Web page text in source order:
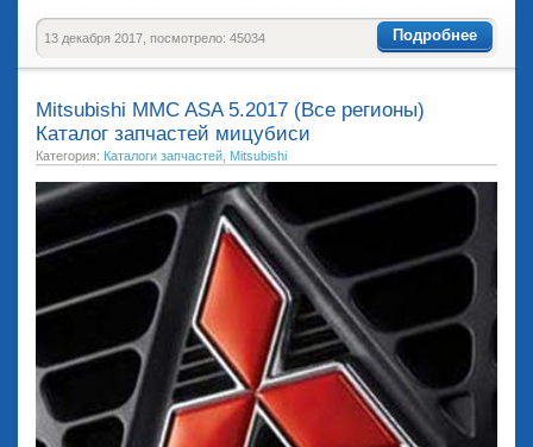
Подробнее
13 декабря 2017, посмотрело: 45034
Mitsubishi MMC ASA 5.2017 (Все регионы)
Каталог запчастей мицубиси
Категория: Каталоги запчастей Mitsubishi